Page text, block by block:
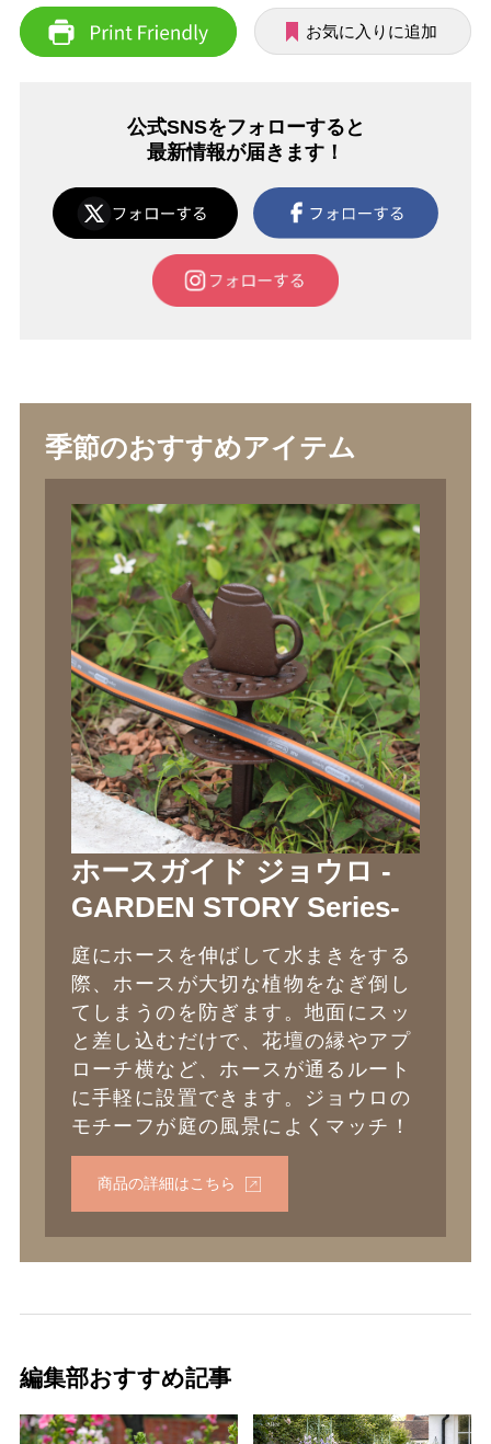
お気に入りに追加
公式SNSをフォローすると
最新情報が届きます！
季節のおすすめアイテム
ホースガイド ジョウロ -
GARDEN STORY Series-
庭にホースを伸ばして水まきをする
際、ホースが大切な植物をなぎ倒し
てしまうのを防ぎます。地面にスッ
と差し込むだけで、花壇の縁やアプ
ローチ横など、ホースが通るルート
に手軽に設置できます。ジョウロの
モチーフが庭の風景によくマッチ！
商品の詳細はこちら
編集部おすすめ記事